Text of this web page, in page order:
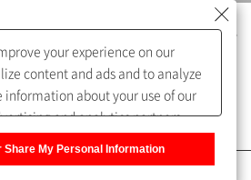
（FAQ）
your experience on our
content and ads and to analyze
information about your use of our
and analytics partners,
Share My Personal Information